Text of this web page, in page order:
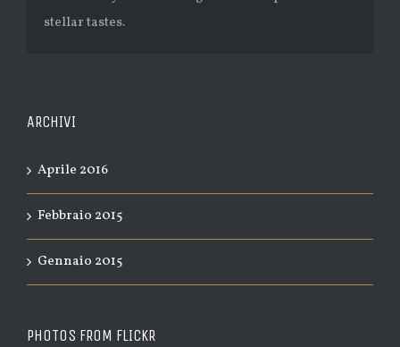
stellar tastes.
ARCHIVI
Aprile 2016
Febbraio 2015
Gennaio 2015
PHOTOS FROM FLICKR